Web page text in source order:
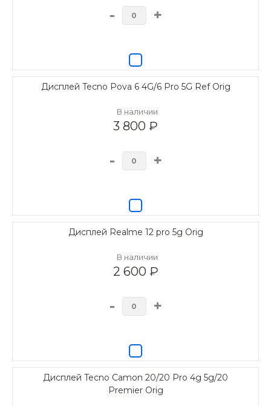
- +
Дисплей Tecno Pova 6 4G/6 Pro 5G Ref Orig
В наличии
3 800 ₽
- +
Дисплей Realme 12 pro 5g Orig
В наличии
2 600 ₽
- +
Дисплей Tecno Camon 20/20 Pro 4g 5g/20
Premier Orig